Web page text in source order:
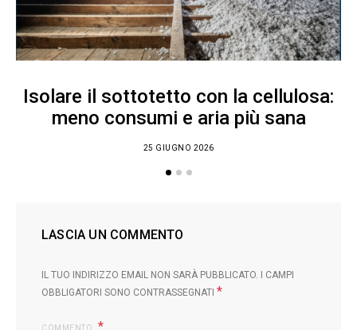
Isolare il sottotetto con la cellulosa:
meno consumi e aria più sana
25 GIUGNO 2026
LASCIA UN COMMENTO
IL TUO INDIRIZZO EMAIL NON SARÀ PUBBLICATO. I CAMPI
OBBLIGATORI SONO CONTRASSEGNATI *
COMMENTO